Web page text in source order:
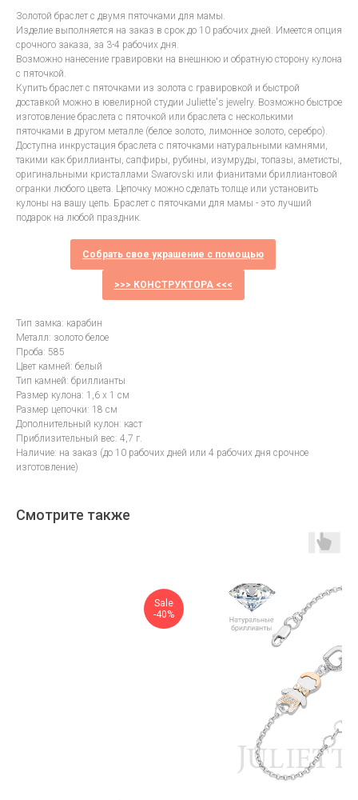
Золотой браслет с двумя пяточками для мамы.
Изделие выполняется на заказ в срок до 10 рабочих дней. Имеется опция
срочного заказа, за 3-4 рабочих дня.
Возможно нанесение гравировки на внешнюю и обратную сторону кулона
с пяточкой.
Купить браслет с пяточками из золота с гравировкой и быстрой
доставкой можно в ювелирной студии Juliette's jewelry. Возможно быстрое
изготовление браслета с пяточкой или браслета с несколькими
пяточками в другом металле (белое золото, лимонное золото, серебро).
Доступна инкрустация браслета с пяточками натуральными камнями,
такими как бриллианты, сапфиры, рубины, изумруды, топазы, аметисты,
оригинальными кристаллами Swarovski или фианитами бриллиантовой
огранки любого цвета. Цепочку можно сделать толще или установить
кулоны на вашу цепь. Браслет с пяточками для мамы - это лучший
подарок на любой праздник.
Собрать свое украшение с помощью
>>> КОНСТРУКТОРА <<<
Тип замка: карабин
Металл: золото белое
Проба: 585
Цвет камней: белый
Тип камней: бриллианты
Размер кулона: 1,6 х 1 см
Размер цепочки: 18 см
Дополнительный кулон: каст
Приблизительный вес: 4,7 г.
Наличие: на заказ (до 10 рабочих дней или 4 рабочих дня срочное
изготовление)
Смотрите также
Sale
-40%